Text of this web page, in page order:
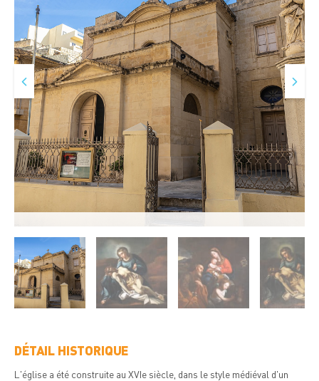
DÉTAIL HISTORIQUE
L'église a été construite au XVIe siècle, dans le style médiéval d'un